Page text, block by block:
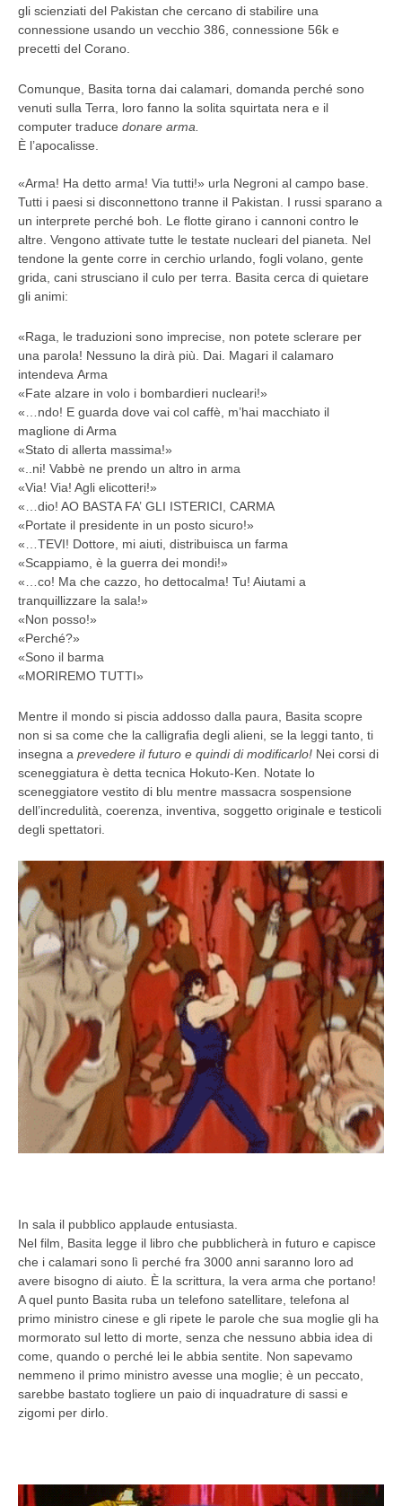
gli scienziati del Pakistan che cercano di stabilire una
connessione usando un vecchio 386, connessione 56k e
precetti del Corano.
Comunque, Basita torna dai calamari, domanda perché sono
venuti sulla Terra, loro fanno la solita squirtata nera e il
computer traduce donare arma.
È l’apocalisse.
«Arma! Ha detto arma! Via tutti!» urla Negroni al campo base.
Tutti i paesi si disconnettono tranne il Pakistan. I russi sparano a
un interprete perché boh. Le flotte girano i cannoni contro le
altre. Vengono attivate tutte le testate nucleari del pianeta. Nel
tendone la gente corre in cerchio urlando, fogli volano, gente
grida, cani strusciano il culo per terra. Basita cerca di quietare
gli animi:
«Raga, le traduzioni sono imprecise, non potete sclerare per
una parola! Nessuno la dirà più. Dai. Magari il calamaro
intendeva Arma
«Fate alzare in volo i bombardieri nucleari!»
«…ndo! E guarda dove vai col caffè, m’hai macchiato il
maglione di Arma
«Stato di allerta massima!»
«..ni! Vabbè ne prendo un altro in arma
«Via! Via! Agli elicotteri!»
«…dio! AO BASTA FA’ GLI ISTERICI, CARMA
«Portate il presidente in un posto sicuro!»
«…TEVI! Dottore, mi aiuti, distribuisca un farma
«Scappiamo, è la guerra dei mondi!»
«…co! Ma che cazzo, ho dettocalma! Tu! Aiutami a
tranquillizzare la sala!»
«Non posso!»
«Perché?»
«Sono il barma
«MORIREMO TUTTI»
Mentre il mondo si piscia addosso dalla paura, Basita scopre
non si sa come che la calligrafia degli alieni, se la leggi tanto, ti
insegna a prevedere il futuro e quindi di modificarlo! Nei corsi di
sceneggiatura è detta tecnica Hokuto-Ken. Notate lo
sceneggiatore vestito di blu mentre massacra sospensione
dell’incredulità, coerenza, inventiva, soggetto originale e testicoli
degli spettatori.
In sala il pubblico applaude entusiasta.
Nel film, Basita legge il libro che pubblicherà in futuro e capisce
che i calamari sono lì perché fra 3000 anni saranno loro ad
avere bisogno di aiuto. È la scrittura, la vera arma che portano!
A quel punto Basita ruba un telefono satellitare, telefona al
primo ministro cinese e gli ripete le parole che sua moglie gli ha
mormorato sul letto di morte, senza che nessuno abbia idea di
come, quando o perché lei le abbia sentite. Non sapevamo
nemmeno il primo ministro avesse una moglie; è un peccato,
sarebbe bastato togliere un paio di inquadrature di sassi e
zigomi per dirlo.